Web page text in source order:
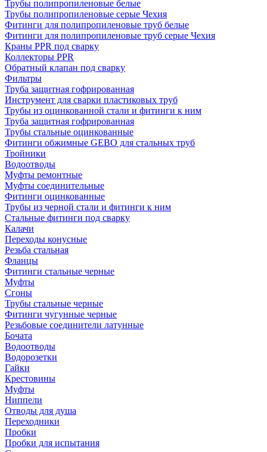
Трубы полипропиленовые белые
Трубы полипропиленовые серые Чехия
Фитинги для полипропиленовые труб белые
Фитинги для полипропиленовые труб серые Чехия
Краны PPR под сварку
Коллекторы PPR
Обратный клапан под сварку
Фильтры
Труба защитная гофрированная
Инструмент для сварки пластиковых труб
Трубы из оцинкованной стали и фитинги к ним
Труба защитная гофрированная
Трубы стальные оцинкованные
Фитинги обжимные GEBO для стальных труб
Тройники
Водоотводы
Муфты ремонтные
Муфты соединительные
Фитинги оцинкованные
Трубы из черной стали и фитинги к ним
Стальные фитинги под сварку
Калачи
Переходы конусные
Резьба стальная
Фланцы
Фитинги стальные черные
Муфты
Сгоны
Трубы стальные черные
Фитинги чугунные черные
Резьбовые соединители латунные
Бочата
Водоотводы
Водорозетки
Гайки
Крестовины
Муфты
Ниппели
Отводы для душа
Переходники
Пробки
Пробки для испытания